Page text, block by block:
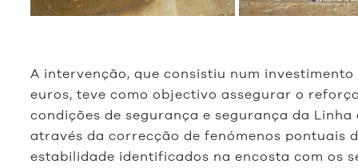
A intervenção, que consistiu num investimento
euros, teve como objectivo assegurar o
condições de segurança e segurança da Linha
através da correcção de fenómenos pontuais
estabilidade identificados na encosta com os